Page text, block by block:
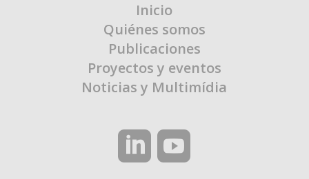
Inicio
Quiénes somos
Publicaciones
Proyectos y eventos
Noticias y Multimídia